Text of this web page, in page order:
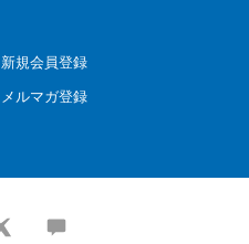
新規会員登録
メルマガ登録